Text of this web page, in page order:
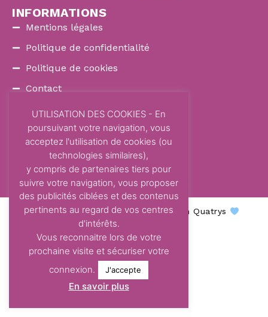
INFORMATIONS
Mentions légales
Politique de confidentialité
Politique de cookies
Contact
COORDONNÉES
87 Avenue Dom Vayssette
Route de Brens
81600 Gaillac
contact@centre-odelys.fr
Centre Odelys © 2026 - Une création Quatrys
UTILISATION DES COOKIES - En
poursuivant votre navigation, vous
acceptez l'utilisation de cookies (ou
technologies similaires),
y compris de partenaires tiers pour
suivre votre navigation, vous proposer
des publicités ciblées et des contenus
pertinents au regard de vos centres
d'intérêts.
Vous reconnaitre lors de votre
prochaine visite et sécuriser votre
connexion.
J'accepte
En savoir plus